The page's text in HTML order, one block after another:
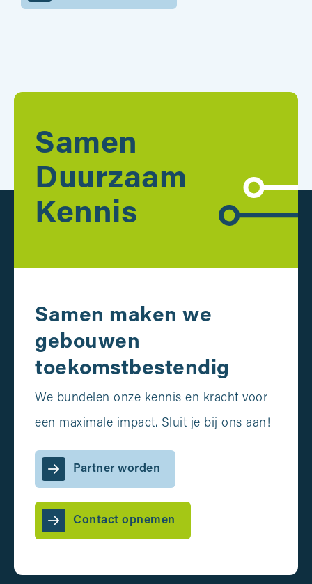
Samen
Duurzaam
Kennis
Samen maken we
gebouwen
toekomstbestendig
We bundelen onze kennis en kracht voor
een maximale impact. Sluit je bij ons aan!
Partner worden
Contact opnemen